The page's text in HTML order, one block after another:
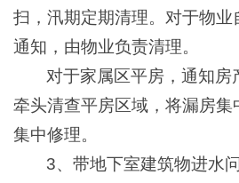
扫，汛期定期清理。对于物业
通知，由物业负责清理。
对于家属区平房，通知房
牵头清查平房区域，将漏房
集中修理。
3、带地下室建筑物进水